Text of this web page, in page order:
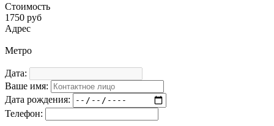
Стоимость
1750 руб
Адрес
Метро
Дата:
Ваше имя:
Дата рождения:
Телефон: